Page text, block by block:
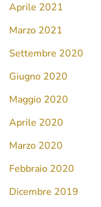
Aprile 2021
Marzo 2021
Settembre 2020
Giugno 2020
Maggio 2020
Aprile 2020
Marzo 2020
Febbraio 2020
Dicembre 2019